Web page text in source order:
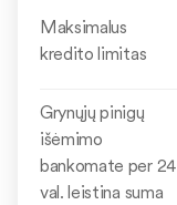
Maksimalus
kredito limitas
Grynųjų pinigų
išėmimo
bankomate per 24
val. leistina suma